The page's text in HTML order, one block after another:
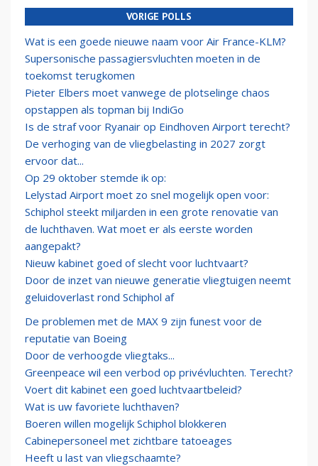
VORIGE POLLS
Wat is een goede nieuwe naam voor Air France-KLM?
Supersonische passagiersvluchten moeten in de
toekomst terugkomen
Pieter Elbers moet vanwege de plotselinge chaos
opstappen als topman bij IndiGo
Is de straf voor Ryanair op Eindhoven Airport terecht?
De verhoging van de vliegbelasting in 2027 zorgt
ervoor dat...
Op 29 oktober stemde ik op:
Lelystad Airport moet zo snel mogelijk open voor:
Schiphol steekt miljarden in een grote renovatie van
de luchthaven. Wat moet er als eerste worden
aangepakt?
Nieuw kabinet goed of slecht voor luchtvaart?
Door de inzet van nieuwe generatie vliegtuigen neemt
geluidoverlast rond Schiphol af
De problemen met de MAX 9 zijn funest voor de
reputatie van Boeing
Door de verhoogde vliegtaks...
Greenpeace wil een verbod op privévluchten. Terecht?
Voert dit kabinet een goed luchtvaartbeleid?
Wat is uw favoriete luchthaven?
Boeren willen mogelijk Schiphol blokkeren
Cabinepersoneel met zichtbare tatoeages
Heeft u last van vliegschaamte?